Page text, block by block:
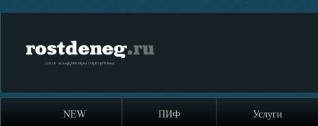
rostdeneg.ru
блог владимира горбунова
NEW ПИФ Услуги